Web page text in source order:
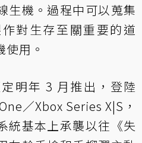
生機。過程中可以蒐集
對生存至關重要的道
用。
明年 3 月推出，登陸
／Xbox Series X|S，
統基本上承襲以往《失